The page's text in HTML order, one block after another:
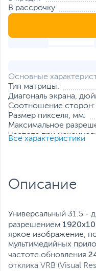
Основные
Тип матрицы:
Диагональ экрана,
Соотношение сторон:
Размер пикселя, мм:
Максимальное
Частота при
Интерфейс
Все характеристики
В рассрочку
Описание
Универсальный 31.5 -
разрешением
яркое изображение,
мультимедийных
частоте обновления
отклика VRB (Visual